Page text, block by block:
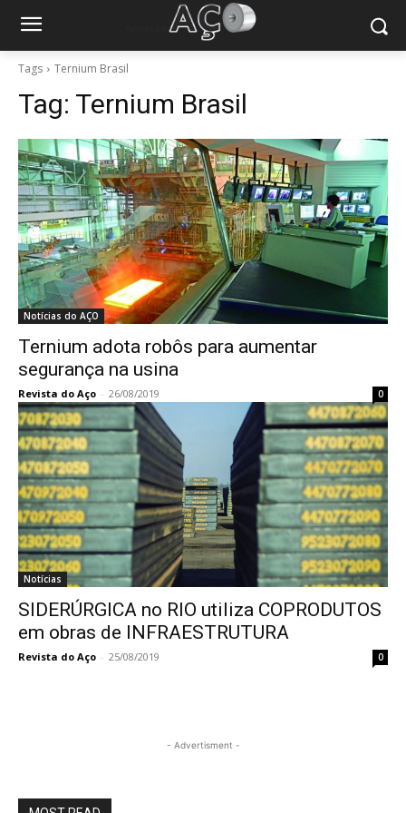
Tags Ternium Brasil
Tag: Ternium Brasil
Notícias do AÇO
Ternium adota robôs para aumentar
segurança na usina
Revista do Aço - 26/08/2019 0
Notícias
SIDERÚRGICA no RIO utiliza COPRODUTOS
em obras de INFRAESTRUTURA
Revista do Aço - 25/08/2019 0
- Advertisment -